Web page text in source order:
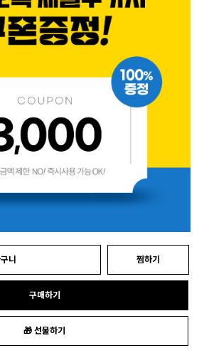
니 찜하기
구매하기
🎁 선물하기